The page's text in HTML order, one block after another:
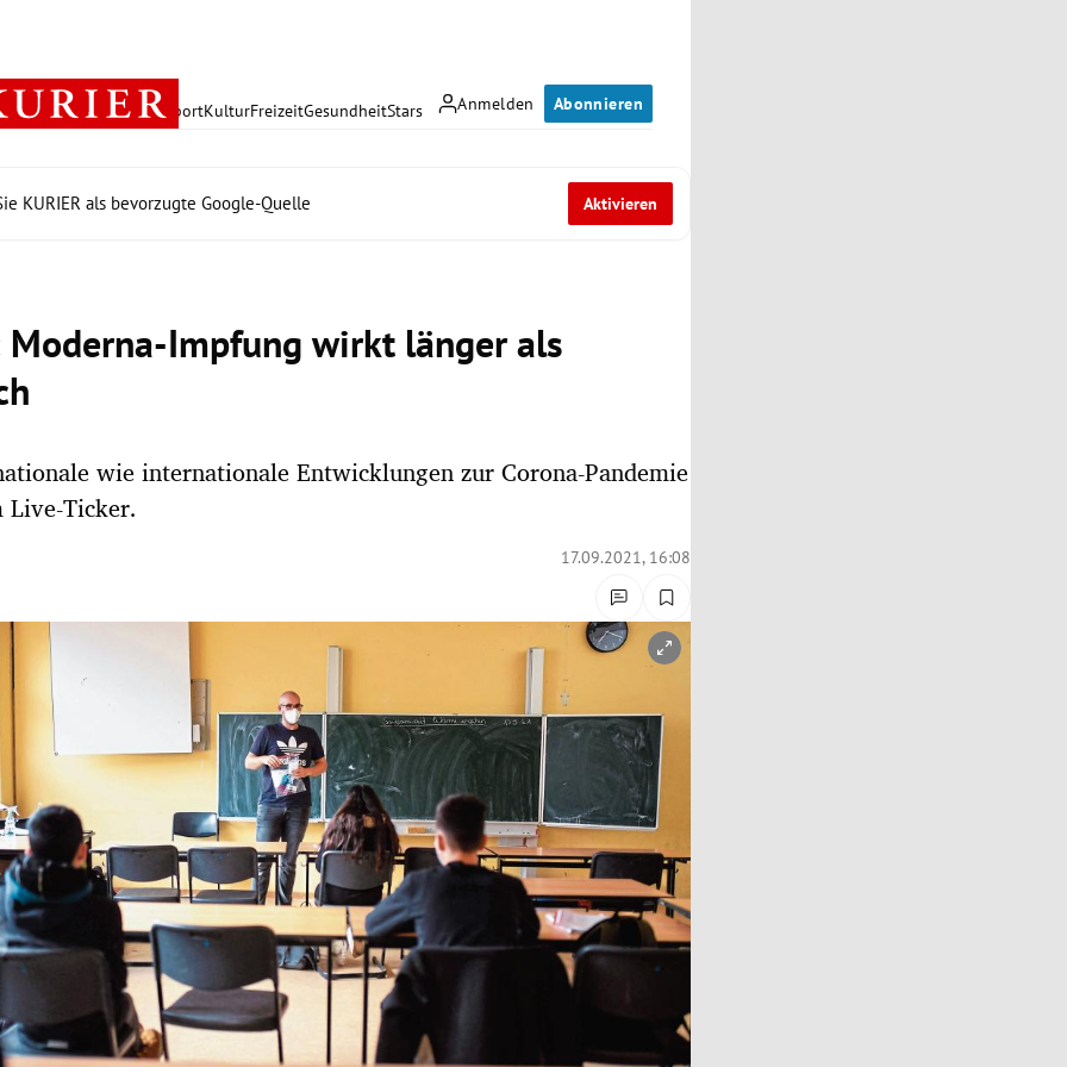
Anmelden Abonnieren
PolitikWirtschaft SportKulturFreizeitGesundheitStars
KURIER als bevorzugte Google-Quelle Aktivieren
Moderna-Impfung wirkt länger als
wie internationale Entwicklungen zur Corona-Pandemie
Live-Ticker.
17.09.2021, 16:08
öffnen/schließen